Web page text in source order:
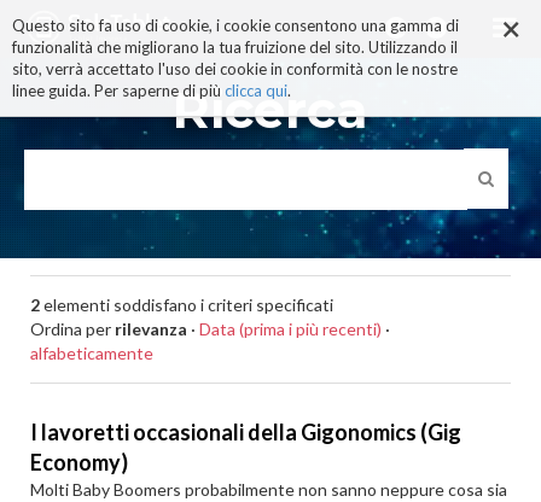
×
Questo sito fa uso di cookie, i cookie consentono una gamma di
funzionalità che migliorano la tua fruizione del sito. Utilizzando il
sito, verrà accettato l'uso dei cookie in conformità con le nostre
linee guida. Per saperne di più clicca qui.
ai
contenuti.
|
alla
navigazione
Ricerca
2elementi soddisfano i criteri specificati
Ordina per rilevanza · Data (prima i più recenti) ·
alfabeticamente
I lavoretti occasionali della Gigonomics (Gig
Economy)
Molti Baby Boomers probabilmente non sanno neppure cosa sia